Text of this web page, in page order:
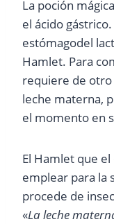
La poción
el ácido
estómagodel
Hamlet. Para
requiere de
leche materna,
el momento en
El Hamlet que
emplear para la
procede de
«La leche